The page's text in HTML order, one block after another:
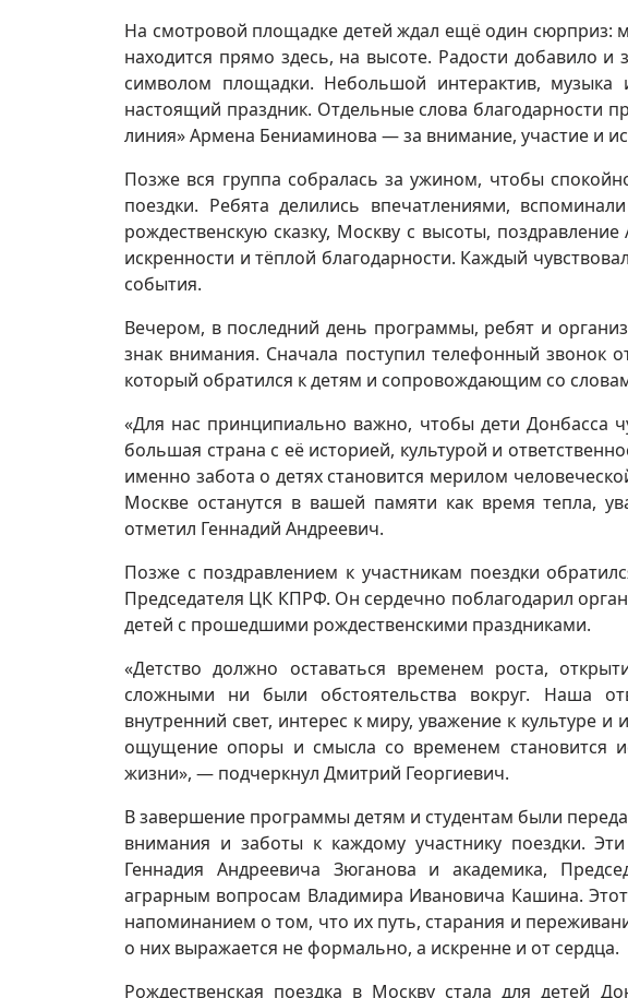
На смотровой площадке детей ждал ещё один сюрприз:
находится прямо здесь, на высоте. Радости
символом площадки. Небольшой интерактив,
настоящий праздник. Отдельные слова благодарности
линия» Армена Бениаминова — за внимание, участие и
Позже вся группа собралась за ужином, чтобы
поездки. Ребята делились впечатлениями,
рождественскую сказку, Москву с высоты,
искренности и тёплой благодарности. Каждый
события.
Вечером, в последний день программы, ребят и
знак внимания. Сначала поступил телефонный звонок
который обратился к детям и сопровождающим со
«Для нас принципиально важно, чтобы дети Донбасса
большая страна с её историей, культурой и
именно забота о детях становится мерилом
Москве останутся в вашей памяти как время тепла,
отметил Геннадий Андреевич.
Позже с поздравлением к участникам поездки
Председателя ЦК КПРФ. Он сердечно поблагодарил
детей с прошедшими рождественскими праздниками.
«Детство должно оставаться временем роста,
сложными ни были обстоятельства вокруг. Наша
внутренний свет, интерес к миру, уважение к культуре
ощущение опоры и смысла со временем становится
жизни», — подчеркнул Дмитрий Георгиевич.
В завершение программы детям и студентам были
внимания и заботы к каждому участнику поездки.
Геннадия Андреевича Зюганова и академика,
аграрным вопросам Владимира Ивановича Кашина.
напоминанием о том, что их путь, старания и
о них выражается не формально, а искренне и от сердца.
Рождественская поездка в Москву стала для детей